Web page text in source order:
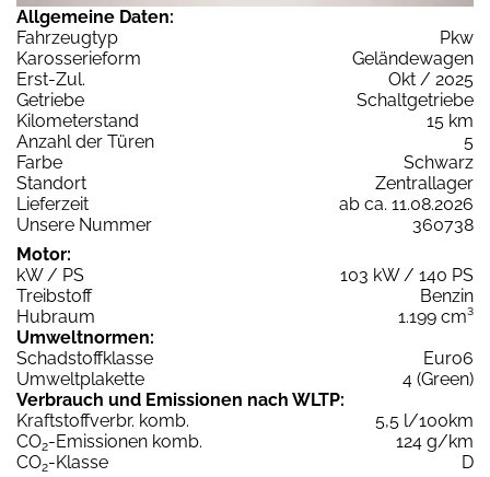
Allgemeine Daten:
Fahrzeugtyp
Pkw
Karosserieform
Geländewagen
Erst-Zul.
Okt / 2025
Getriebe
Schaltgetriebe
Kilometerstand
15 km
Anzahl der Türen
5
Farbe
Schwarz
Standort
Zentrallager
Lieferzeit
ab ca. 11.08.2026
Unsere Nummer
360738
Motor:
kW / PS
103 kW / 140 PS
Treibstoff
Benzin
Hubraum
1.199 cm³
Umweltnormen:
Schadstoffklasse
Euro6
Umweltplakette
4 (Green)
Verbrauch und Emissionen nach WLTP:
Kraftstoffverbr. komb.
5,5 l/100km
CO2-Emissionen komb.
124 g/km
CO2-Klasse
D